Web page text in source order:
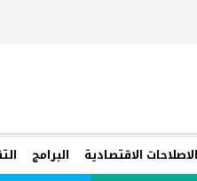
الاصلاحات الاقتصادية البرامج